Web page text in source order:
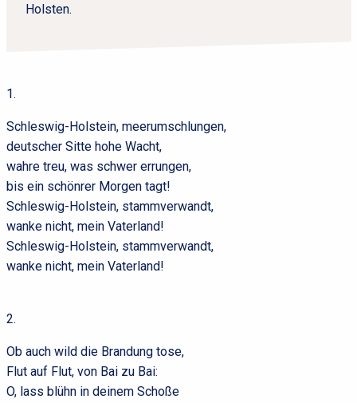
Holsten.
1.
Schleswig-Holstein, meerumschlungen,
deutscher Sitte hohe Wacht,
wahre treu, was schwer errungen,
bis ein schönrer Morgen tagt!
Schleswig-Holstein, stammverwandt,
wanke nicht, mein Vaterland!
Schleswig-Holstein, stammverwandt,
wanke nicht, mein Vaterland!
2.
Ob auch wild die Brandung tose,
Flut auf Flut, von Bai zu Bai:
O, lass blühn in deinem Schoße